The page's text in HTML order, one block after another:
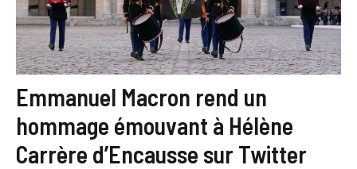
Emmanuel Macron rend un
hommage émouvant à Hélène
Carrère d’Encausse sur Twitter